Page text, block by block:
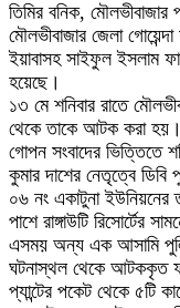
তিমির বনিক, মৌলভীবাজার
মৌলভীবাজার জেলা
ইয়াবাসহ সাইফুল ইসলাম
হয়েছে।
১৩ মে শনিবার রাতে
থেকে তাকে আটক করা হয়।
গোপন সংবাদের
কুমার দাশের নেতৃত্বে
০৬ নং একাটুনা ইউনিয়নের
পাশে রাঙ্গাউটি
এসময় অন্য এক আসামি
ঘটনাস্থল থেকে আটককৃত
প্যান্টের পকেট থেকে ৫টি